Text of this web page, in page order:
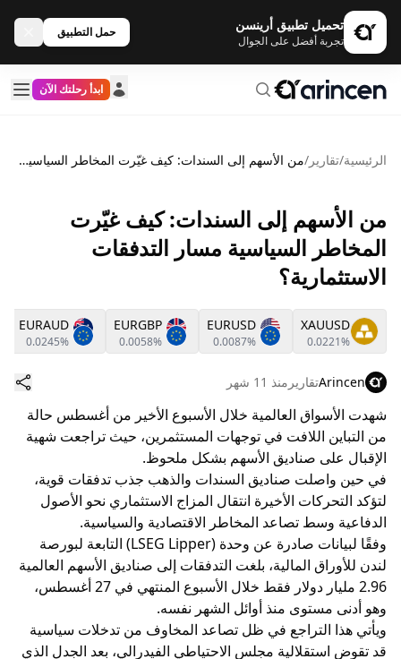
تحميل تطبيق أرينسن
تجربة أفضل على الجوال
حمل التطبيق
ابدأ رحلتك الآن
الرئيسية/تقارير / من الأسهم إلى السندات: كيف غيّرت المخاطر السياسية مسار التدفقات الاستثمارية؟
من الأسهم إلى السندات: كيف غيّرت
المخاطر السياسية مسار التدفقات
الاستثمارية؟
XAUUSD
0.0221%
EURUSD
0.0087%
EURGBP
0.0058%
EURAUD
0.0245%
Arincenتقارير منذ 11 شهر
شهدت الأسواق العالمية خلال الأسبوع الأخير من أغسطس حالة
من التباين اللافت في توجهات المستثمرين، حيث تراجعت شهية
الإقبال على صناديق الأسهم بشكل ملحوظ.
في حين واصلت صناديق السندات والذهب جذب تدفقات قوية،
لتؤكد التحركات الأخيرة انتقال المزاج الاستثماري نحو الأصول
الدفاعية وسط تصاعد المخاطر الاقتصادية والسياسية.
وفقًا لبيانات صادرة عن وحدة (LSEG Lipper) التابعة لبورصة
لندن للأوراق المالية، بلغت التدفقات إلى صناديق الأسهم العالمية
2.96 مليار دولار فقط خلال الأسبوع المنتهي في 27 أغسطس،
وهو أدنى مستوى منذ أوائل الشهر نفسه.
ويأتي هذا التراجع في ظل تصاعد المخاوف من تدخلات سياسية
قد تقوض استقلالية مجلس الاحتياطي الفيدرالي، بعد الجدل الذي